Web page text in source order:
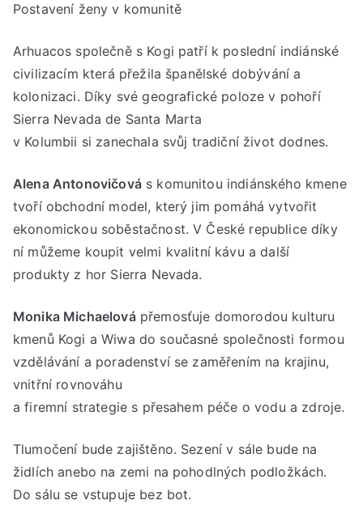
Postavení ženy v komunitě
Arhuacos společně s Kogi patří k poslední indiánské
civilizacím která přežila španělské dobývání a
kolonizaci. Díky své geografické poloze v pohoří
Sierra Nevada de Santa Marta
v Kolumbii si zanechala svůj tradiční život dodnes.
Alena Antonovičovás komunitou indiánského kmene
tvoří obchodní model, který jim pomáhá vytvořit
ekonomickou soběstačnost. V České republice díky
ní můžeme koupit velmi kvalitní kávu a další
produkty z hor Sierra Nevada.
Monika Michaelovápřemosťuje domorodou kulturu
kmenů Kogi a Wiwa do současné společnosti formou
vzdělávání a poradenství se zaměřením na krajinu,
vnitřní rovnováhu
a firemní strategie s přesahem péče o vodu a zdroje.
Tlumočení bude zajištěno. Sezení v sále bude na
židlích anebo na zemi na pohodlných podložkách.
Do sálu se vstupuje bez bot.